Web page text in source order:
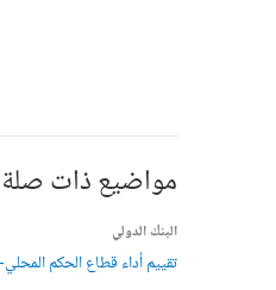
مواضيع ذات صلة
البنك الدولي
تقييم أداء قطاع الحكم المحلي- يونيو/ حزيران